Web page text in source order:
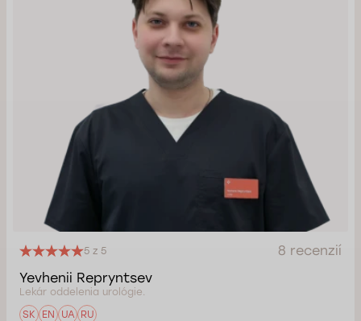
5 z 5
8 recenzií
Yevhenii Repryntsev
Lekár oddelenia urológie.
SK
EN UA RU